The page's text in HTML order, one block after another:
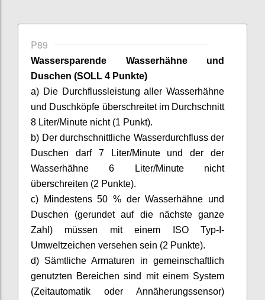
P89
Wassersparende Wasserhähne und
Duschen (SOLL 4 Punkte)
a) Die Durchflussleistung aller Wasserhähne
und Duschköpfe überschreitet im Durchschnitt
8 Liter/Minute nicht (1 Punkt).
b) Der durchschnittliche Wasserdurchfluss der
Duschen darf 7 Liter/Minute und der der
Wasserhähne 6 Liter/Minute nicht
überschreiten (2 Punkte).
c) Mindestens 50 % der Wasserhähne und
Duschen (gerundet auf die nächste ganze
Zahl) müssen mit einem ISO Typ-I-
Umweltzeichen versehen sein (2 Punkte).
d) Sämtliche Armaturen in gemeinschaftlich
genutzten Bereichen sind mit einem System
(Zeitautomatik oder Annäherungssensor)